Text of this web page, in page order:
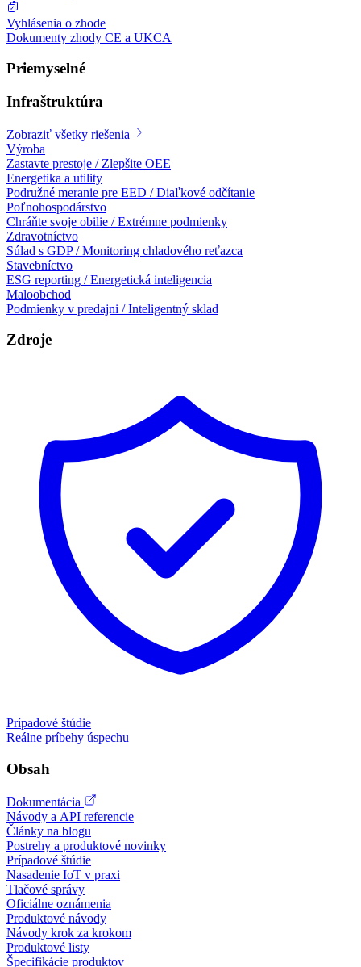
Vyhlásenia o zhode
Dokumenty zhody CE a UKCA
Priemyselné
Infraštruktúra
Zobraziť všetky riešenia
Výroba
Zastavte prestoje / Zlepšite OEE
Energetika a utility
Podružné meranie pre EED / Diaľkové odčítanie
Poľnohospodárstvo
Chráňte svoje obilie / Extrémne podmienky
Zdravotníctvo
Súlad s GDP / Monitoring chladového reťazca
Stavebníctvo
ESG reporting / Energetická inteligencia
Maloobchod
Podmienky v predajni / Inteligentný sklad
Zdroje
Prípadové štúdie
Reálne príbehy úspechu
Obsah
Dokumentácia
Návody a API referencie
Články na blogu
Postrehy a produktové novinky
Prípadové štúdie
Nasadenie IoT v praxi
Tlačové správy
Oficiálne oznámenia
Produktové návody
Návody krok za krokom
Produktové listy
Špecifikácie produktov